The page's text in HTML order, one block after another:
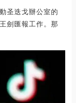
圣迭戈辦公室的
劍匯報工作。那